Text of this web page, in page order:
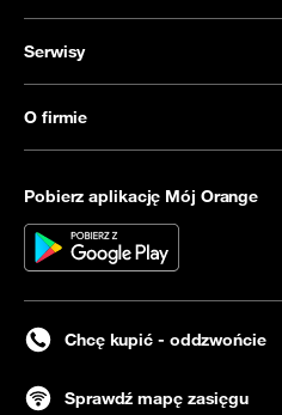
Serwisy
O firmie
Pobierz aplikację Mój Orange
Chcę kupić - oddzwońcie
Sprawdź mapę zasięgu